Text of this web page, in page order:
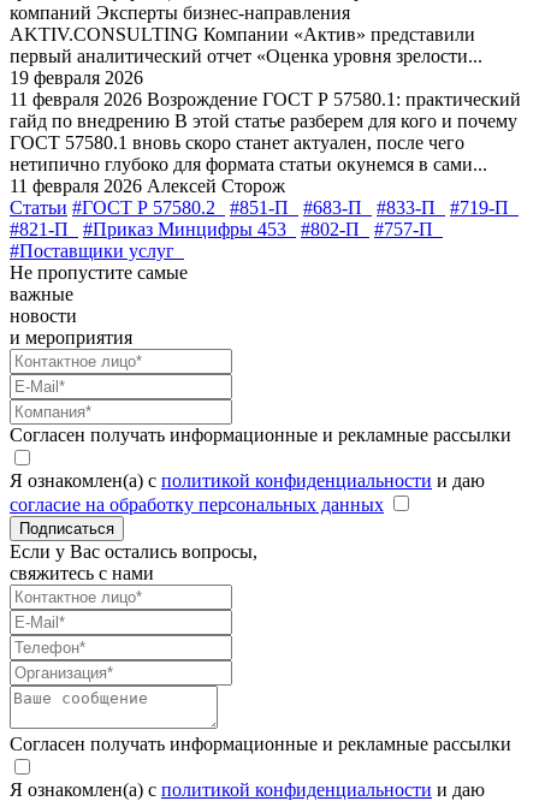
компаний Эксперты бизнес-направления
AKTIV.CONSULTING Компании «Актив» представили
первый аналитический отчет «Оценка уровня зрелости...
19 февраля 2026
11 февраля 2026 Возрождение ГОСТ Р 57580.1: практический
гайд по внедрению В этой статье разберем для кого и почему
ГОСТ 57580.1 вновь скоро станет актуален, после чего
нетипично глубоко для формата статьи окунемся в сами...
11 февраля 2026 Алексей Сторож
Статьи #ГОСТ Р 57580.2 #851-П #683-П #833-П
#719-П
#821-П
#Приказ Минцифры 453 #802-П
#757-П
#Поставщики услуг
Не пропустите самые
важные
новости
и мероприятия
Согласен получать информационные и рекламные рассылки
Я ознакомлен(а) с политикой конфиденциальности и даю
согласие на обработку персональных данных
Подписаться
Если у Вас остались вопросы,
свяжитесь с нами
Согласен получать информационные и рекламные рассылки
Я ознакомлен(а) с политикой конфиденциальности и даю